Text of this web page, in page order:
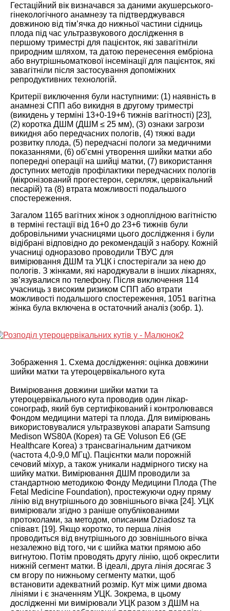
Гестаційний вік визначався за даними акушерського-
гінекологічного анамнезу та підтверджувався
довжиною від тім’ячка до нижньої частини сідниць
плода під час ультразвукового дослідження в
першому триместрі для пацієнток, які завагітніли
природним шляхом, та датою перенесення ембріона
або внутрішньоматкової інсемінації для пацієнток, які
завагітніли після застосування допоміжних
репродуктивних технологій.
Критерії виключення були наступними: (1) наявність в
анамнезі СПП або викидня в другому триместрі
(викидень у терміні 13+0-19+6 тижнів вагітності) [23],
(2) коротка ДШМ (ДШМ ≤ 25 мм), (3) ознаки загрози
викидня або передчасних пологів, (4) тяжкі вади
розвитку плода, (5) передчасні пологи за медичними
показаннями, (6) об’ємні утворення шийки матки або
попередні операції на шийці матки, (7) використання
доступних методів профілактики передчасних пологів
(мікронізований прогестерон, серкляж, цервікальний
песарій) та (8) втрата можливості подальшого
спостереження.
Загалом 1165 вагітних жінок з одноплідною вагітністю
в терміні гестації від 16+0 до 23+6 тижнів були
добровільними учасницями цього дослідження і були
відібрані відповідно до рекомендацій з набору. Кожній
учасниці одноразово проводили ТВУС для
вимірювання ДШМ та УЦК і спостерігали за нею до
пологів. З жінками, які народжували в інших лікарнях,
зв’язувалися по телефону. Після виключення 114
учасниць з високим ризиком СПП або втрати
можливості подальшого спостереження, 1051 вагітна
жінка була включена в остаточний аналіз (зобр. 1).
Зображення 1. Схема дослідження: оцінка довжини
шийки матки та утероцервікального кута
Вимірювання довжини шийки матки та
утероцервікального кута проводив один лікар-
сонограф, який був сертифікований і контролювався
Фондом медицини матері та плода. Для вимірювань
використовувалися ультразвукові апарати Samsung
Medison WS80A (Корея) та GE Voluson E6 (GE
Healthcare Korea) з трансвагінальним датчиком
(частота 4,0-9,0 МГц). Пацієнтки мали порожній
сечовий міхур, а також уникали надмірного тиску на
шийку матки. Вимірювання ДШМ проводили за
стандартною методикою Фонду Медицини Плода (The
Fetal Medicine Foundation), простежуючи одну пряму
лінію від внутрішнього до зовнішнього вічка [24]. УЦК
вимірювали згідно з раніше опублікованими
протоколами, за методом, описаним Dziadosz та
співавт. [19]. Якщо коротко, то перша лінія
проводиться від внутрішнього до зовнішнього вічка
незалежно від того, чи є шийка матки прямою або
вигнутою. Потім проводять другу лінію, щоб окреслити
нижній сегмент матки. В ідеалі, друга лінія досягає 3
см вгору по нижньому сегменту матки, щоб
встановити адекватний розмір. Кут між цими двома
лініями і є значенням УЦК. Зокрема, в цьому
дослідженні ми вимірювали УЦК разом з ДШМ на